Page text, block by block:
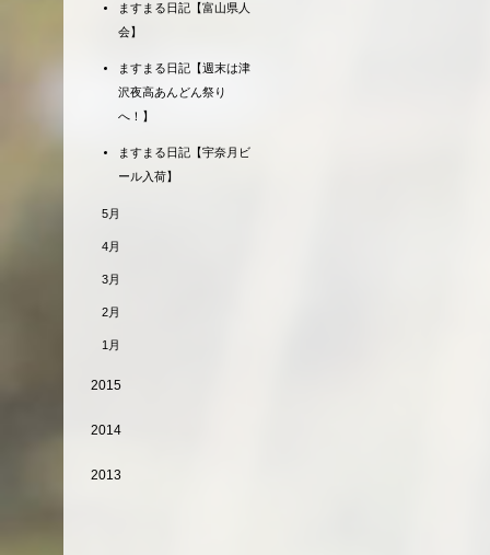
ますまる日記【富山県人
会】
ますまる日記【週末は津
沢夜高あんどん祭り
へ！】
ますまる日記【宇奈月ビ
ール入荷】
5月
4月
3月
2月
1月
2015
2014
2013